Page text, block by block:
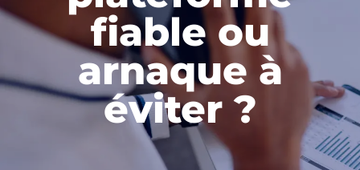
fiable ou
arnaque à
éviter ?